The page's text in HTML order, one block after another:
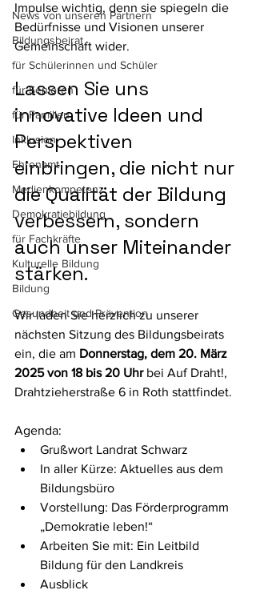
News von unseren Partnern
Bildungsbeirat
für Schülerinnen und Schüler
für Senioren
für Familien
Inklusion
Ehrenamt
Medienkompetenz
Demokratiebildung
für Fachkräfte
Kulturelle Bildung
Bildung
Gesundheit und Prävention
Impulse wichtig, denn sie spiegeln die
Bedürfnisse und Visionen unserer
Gemeinschaft wider.
Lassen Sie uns
innovative Ideen und
Perspektiven
einbringen, die nicht nur
die Qualität der Bildung
verbessern, sondern
auch unser Miteinander
stärken.
Wir laden Sie herzlich zu unserer
nächsten Sitzung des Bildungsbeirats
ein, die am Donnerstag, dem 20. März
2025 von 18 bis 20 Uhr bei Auf Draht!,
Drahtzieherstraße 6 in Roth stattfindet.
Agenda:
Grußwort Landrat Schwarz
In aller Kürze: Aktuelles aus dem
Bildungsbüro
Vorstellung: Das Förderprogramm
„Demokratie leben!“
Arbeiten Sie mit: Ein Leitbild
Bildung für den Landkreis
Ausblick